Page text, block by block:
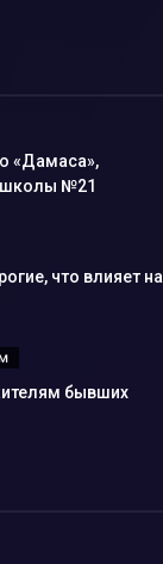
«Дамаса»,
школы №21
что влияет на
бывших